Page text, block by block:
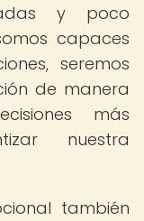
y poco
capaces
seremos
de manera
más
nuestra
también